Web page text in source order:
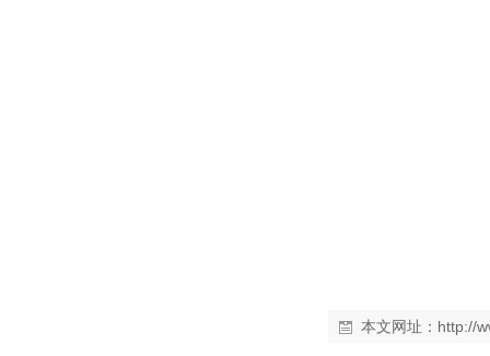
本文网址： http://